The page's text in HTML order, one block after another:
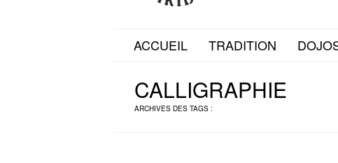
ACCUEIL TRADITION
ARCHIVES DES TAGS :
CALLIGRAPHIE